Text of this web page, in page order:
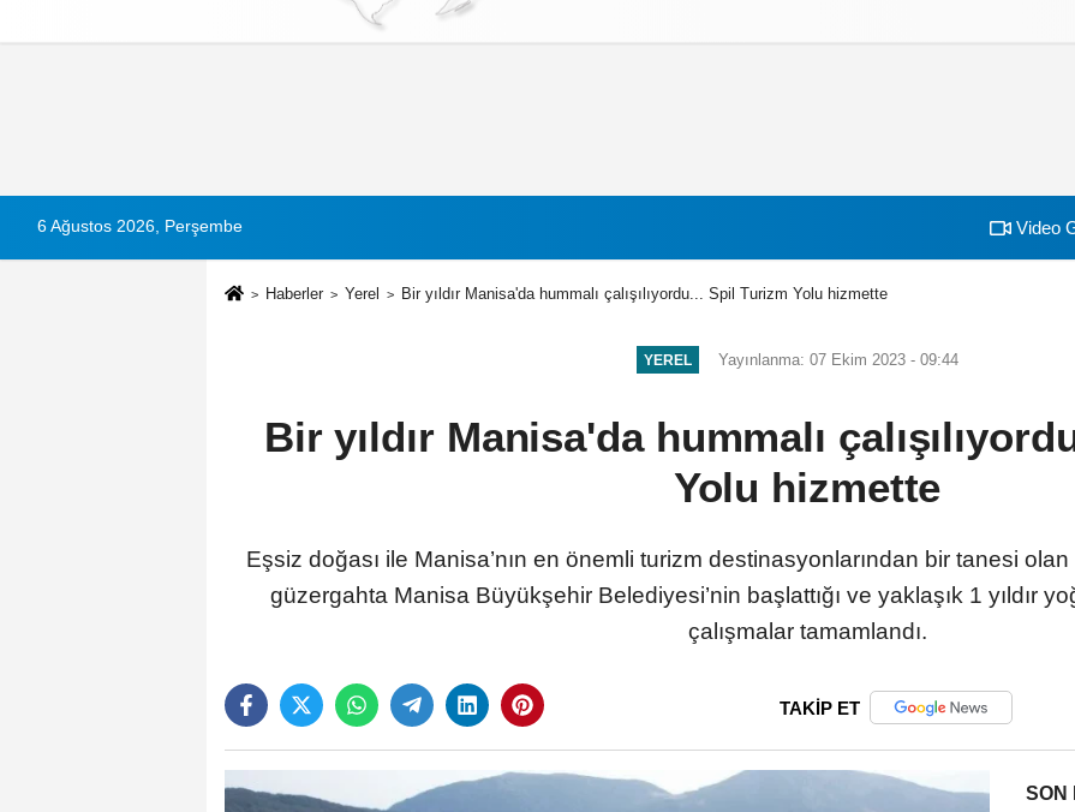
Çerez Politikası
6 Ağustos 2026, Perşembe Video
Haberler Yerel Bir yıldır Manisa'da hummalı çalışılıyordu... Spil Turizm Yolu hizmette
YEREL Yayınlanma: 07 Ekim 2023 - 09:44
Bir yıldır Manisa'da hummalı
Yolu hizmette
Eşsiz doğası ile Manisa’nın en önemli turizm destinasyonlarından bir tanesi olan
güzergahta Manisa Büyükşehir Belediyesi’nin başlattığı ve yaklaşık 1 yıldır
çalışmalar tamamlandı.
TAKİP ET
SON